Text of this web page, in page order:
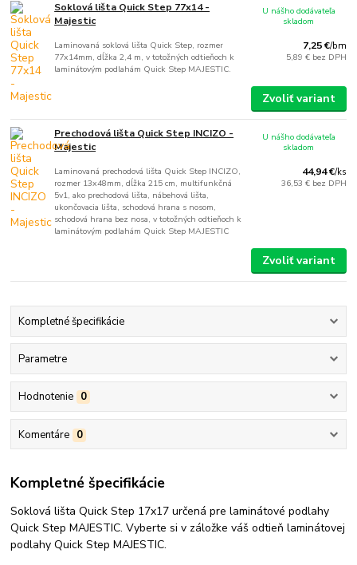
Soklová lišta Quick Step 77x14 -
Majestic
Laminovaná soklová lišta Quick Step, rozmer
77x14mm, dĺžka 2,4 m, v totožných odtieňoch k
laminátovým podlahám Quick Step MAJESTIC.
7,25 €/bm
5,89 € bez DPH
U nášho dodávateľa
skladom
Zvoliť variant
Prechodová lišta Quick Step INCIZO -
Majestic
Laminovaná prechodová lišta Quick Step INCIZO,
rozmer 13x48mm, dĺžka 215 cm, multifunkčná
5v1, ako prechodová lišta, nábehová lišta,
ukončovacia lišta, schodová hrana s nosom,
schodová hrana bez nosa, v totožných odtieňoch k
laminátovým podlahám Quick Step MAJESTIC
44,94 €/ks
36,53 € bez DPH
U nášho dodávateľa
skladom
Zvoliť variant
Kompletné špecifikácie
Parametre
Hodnotenie 0
Komentáre 0
Kompletné špecifikácie
Soklová lišta Quick Step 17x17 určená pre laminátové podlahy
Quick Step MAJESTIC. Vyberte si v záložke váš odtieň laminátovej
podlahy Quick Step MAJESTIC.